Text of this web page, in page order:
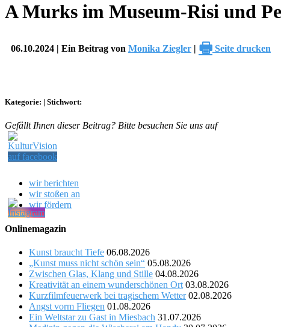
A Murks im Museum-Risi und
06.10.2024 | Ein Beitrag von Monika Ziegler | 🖶 Seite drucken
Kategorie: | Stichwort:
Gefällt Ihnen dieser Beitrag? Bitte besuchen Sie uns auf
wir berichten
wir stoßen an
wir fördern
Onlinemagazin
Kunst braucht Tiefe 06.08.2026
„Kunst muss nicht schön sein“ 05.08.2026
Zwischen Glas, Klang und Stille 04.08.2026
Kreativität an einem wunderschönen Ort 03.08.2026
Kurzfilmfeuerwerk bei tragischem Wetter 02.08.2026
Angst vorm Fliegen 01.08.2026
Ein Weltstar zu Gast in Miesbach 31.07.2026